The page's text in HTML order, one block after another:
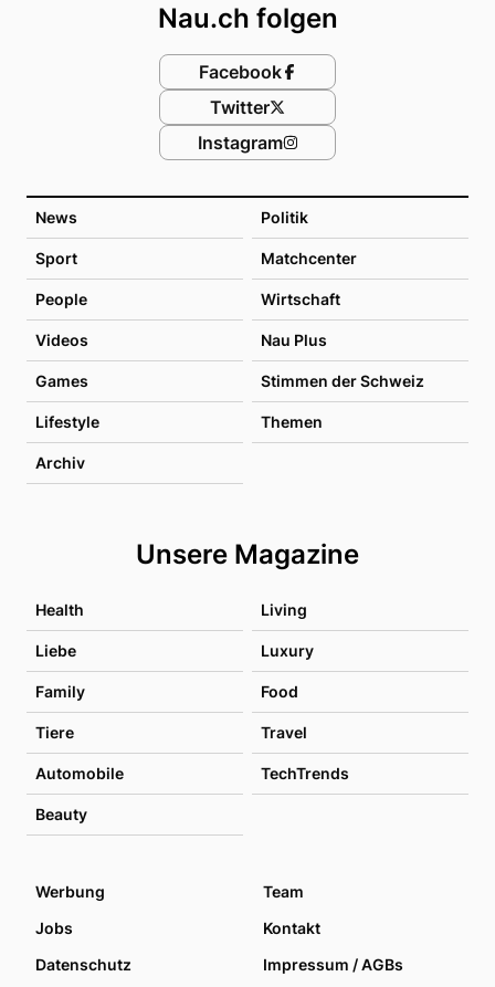
News Politik
Sport Matchcenter
People Wirtschaft
Videos Nau Plus
Games Stimmen der Schweiz
Lifestyle Themen
Archiv
Unsere Magazine
Health Living
Liebe Luxury
Family Food
Tiere Travel
Automobile TechTrends
Beauty
Nau.ch folgen
Facebook
Twitter
Instagram
Werbung
Team
Jobs
Kontakt
Datenschutz
Impressum / AGBs